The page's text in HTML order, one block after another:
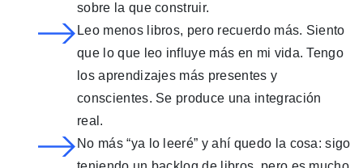
sobre la que construir.
Leo menos libros, pero recuerdo más. Siento
que lo que leo influye más en mi vida. Tengo
los aprendizajes más presentes y
conscientes. Se produce una integración
real.
No más “ya lo leeré” y ahí quedo la cosa: sigo